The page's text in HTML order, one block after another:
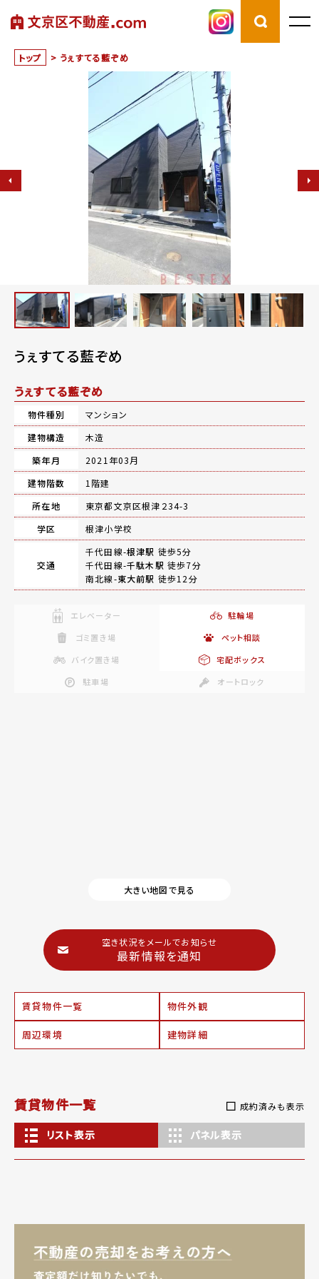
トップ > うぇすてる藍ぞめ
うぇすてる藍ぞめ
うぇすてる藍ぞめ
物件種別
マンション
建物構造
木造
築年月
2021年03月
建物階数
1階建
所在地
東京都文京区根津２34-3
学区
根津小学校
交通
千代田線-根津駅 徒歩5分
千代田線-千駄木駅 徒歩7分
南北線-東大前駅 徒歩12分
エレベーター
駐輪場
ゴミ置き場
ペット相談
バイク置き場
宅配ボックス
駐車場
オートロック
大きい地図で見る
空き状況をメールでお知らせ
最新情報を通知
賃貸物件一覧 物件外観
周辺環境 建物詳細
賃貸物件一覧 成約済みも表示
リスト表示 パネル表示